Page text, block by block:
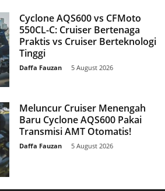
Cyclone AQS600 vs CFMoto
550CL-C: Cruiser Bertenaga
Praktis vs Cruiser Berteknologi
Tinggi
Daffa Fauzan 5 August 2026
Meluncur Cruiser Menengah
Baru Cyclone AQS600 Pakai
Transmisi AMT Otomatis!
Daffa Fauzan 5 August 2026